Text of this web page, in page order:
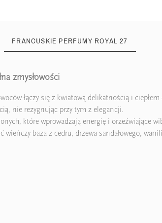
FRANCUSKIE PERFUMY ROYAL 27
zmysłowości
łączy się z kwiatową delikatnością i
nie rezygnując przy tym z elegancji.
które wprowadzają energię i orzeźwiające
baza z cedru, drzewa sandałowego,